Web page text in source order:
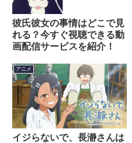
彼氏彼女の事情はどこで見
れる？今すぐ視聴できる動
画配信サービスを紹介！
アニメ
イジらないで、長瀞さんは